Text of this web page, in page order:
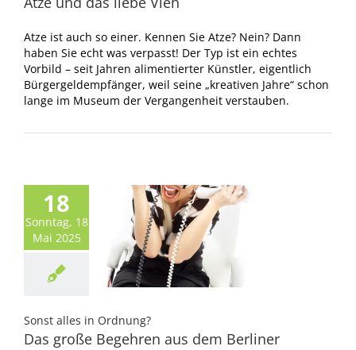
Atze ist auch so einer. Kennen Sie Atze? Nein? Dann
haben Sie echt was verpasst! Der Typ ist ein echtes
Vorbild – seit Jahren alimentierter Künstler, eigentlich
Bürgergeldempfänger, weil seine „kreativen Jahre“ schon
lange im Museum der Vergangenheit verstauben.
18
Sonntag, 18
Mai 2025
Sonst alles in Ordnung?
Das große Begehren aus dem Berliner